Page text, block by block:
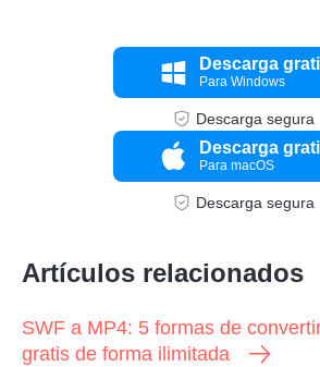
Descarga
Para Windows
Descarga segura
Descarga
Para macOS
Descarga segura
Artículos relacionados
SWF a MP4: 5 formas de
gratis de forma ilimitada